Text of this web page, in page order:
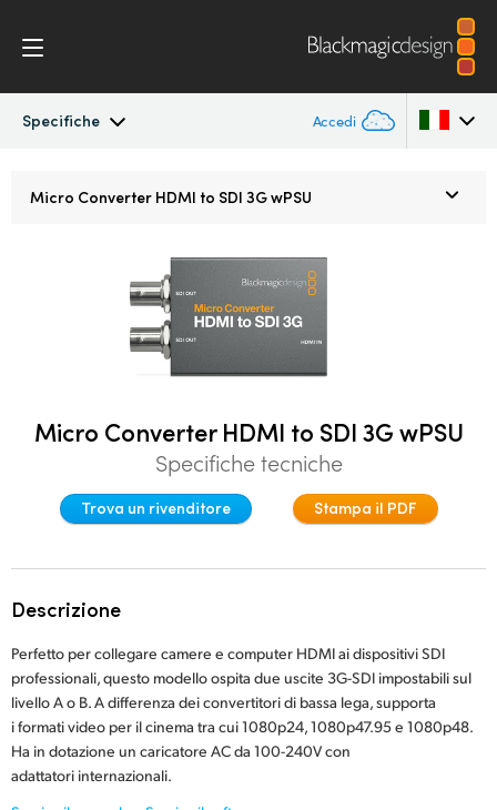
Specifiche Accedi
Austria
China
Finland
France
Germany
Hong Kong SAR, China
India
Italia
Japan
Micro Converter HDMI to SDI 3G wPSU
Micro Converter HDMI to SDI 3G wPSU
Specifiche tecniche
Trova un rivenditore Stampa il PDF
Descrizione
Perfetto per collegare camere e computer HDMI ai dispositivi SDI
professionali, questo modello ospita due uscite 3G-SDI impostabili sul
livello A o B. A differenza dei convertitori di bassa lega, supporta
i formati video per il cinema tra cui 1080p24, 1080p47.95 e 1080p48.
Ha in dotazione un caricatore AC da 100-240V con
adattatori internazionali.